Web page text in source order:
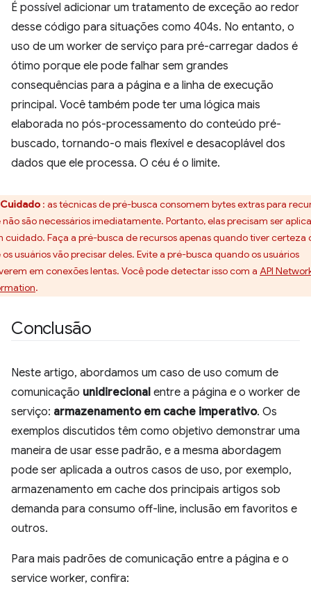
É possível adicionar um tratamento de exceção ao redor
desse código para situações como 404s. No entanto, o
uso de um worker de serviço para pré-carregar dados é
ótimo porque ele pode falhar sem grandes
consequências para a página e a linha de execução
principal. Você também pode ter uma lógica mais
elaborada no pós-processamento do conteúdo pré-
buscado, tornando-o mais flexível e desacoplável dos
dados que ele processa. O céu é o limite.
Cuidado : as técnicas de pré-busca consomem bytes extras para
não são necessários imediatamente. Portanto, elas precisam ser
cuidado. Faça a pré-busca de recursos apenas quando tiver certeza
usuários vão precisar deles. Evite a pré-busca quando os usuários
em conexões lentas. Você pode detectar isso com a API
.
Conclusão
Neste artigo, abordamos um caso de uso comum de
comunicação unidirecional entre a página e o worker de
serviço: armazenamento em cache imperativo. Os
exemplos discutidos têm como objetivo demonstrar uma
maneira de usar esse padrão, e a mesma abordagem
pode ser aplicada a outros casos de uso, por exemplo,
armazenamento em cache dos principais artigos sob
demanda para consumo off-line, inclusão em favoritos e
outros.
Para mais padrões de comunicação entre a página e o
service worker, confira: